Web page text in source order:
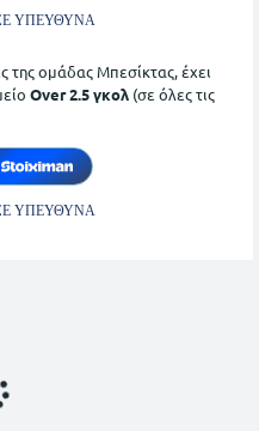
ΥΠΕΥΘΥΝΑ
της ομάδας Μπεσίκτας, έχει
Over 2.5 γκολ (σε όλες τις
ΥΠΕΥΘΥΝΑ